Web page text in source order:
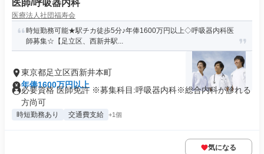
医師/呼吸器内科
医療法人社団福寿会
時短勤務可能★駅チカ徒歩5分♪年俸1600万円以上◇呼吸器内科医
師募集☆【足立区、西新井駅...
東京都足立区西新井本町
年俸1600万円以上
必要資格 医師免許 ※募集科目:呼吸器内科※総合内科が診れる
方尚可
時短勤務あり 交通費支給 +1個
気になる